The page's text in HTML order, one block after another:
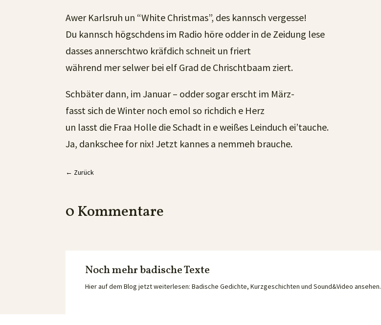
Awer Karlsruh un “White Christmas”, des kannsch vergesse!
Du kannsch högschdens im Radio höre odder in de Zeidung lese
dasses annerschtwo kräfdich schneit un friert
während mer selwer bei elf Grad de Chrischtbaam ziert.
Schbäter dann, im Januar – odder sogar erscht im März-
fasst sich de Winter noch emol so richdich e Herz
un lasst die Fraa Holle die Schadt in e weißes Leinduch ei’tauche.
Ja, dankschee for nix! Jetzt kannes a nemmeh brauche.
← Zurück
0 Kommentare
Noch mehr badische Texte
Hier auf dem Blog jetzt weiterlesen: Badische Gedichte, Kurzgeschichten und Sound&Video ansehen.